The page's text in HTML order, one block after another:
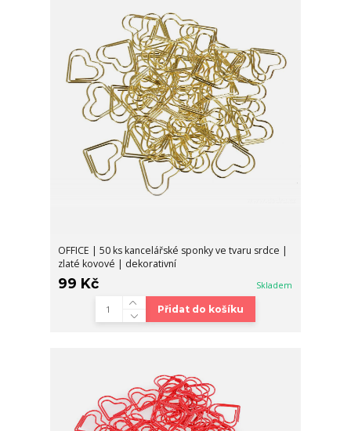
OFFICE | 50 ks kancelářské sponky ve tvaru srdce |
zlaté kovové | dekorativní
99 Kč Skladem
Přidat do košíku